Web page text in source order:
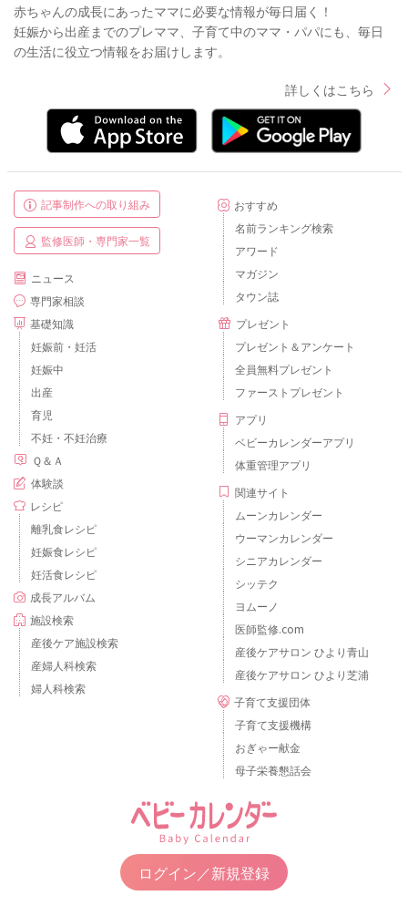
赤ちゃんの成長にあったママに必要な情報が毎日届く！
妊娠から出産までのプレママ、子育て中のママ・パパにも、毎日
の生活に役立つ情報をお届けします。
詳しくはこちら
記事制作への取り組み
監修医師・専門家一覧
ニュース
専門家相談
基礎知識
妊娠前・妊活
妊娠中
出産
育児
不妊・不妊治療
Ｑ＆Ａ
体験談
レシピ
離乳食レシピ
妊娠食レシピ
妊活食レシピ
成長アルバム
施設検索
産後ケア施設検索
産婦人科検索
婦人科検索
おすすめ
名前ランキング検索
アワード
マガジン
タウン誌
プレゼント
プレゼント＆アンケート
全員無料プレゼント
ファーストプレゼント
アプリ
ベビーカレンダーアプリ
体重管理アプリ
関連サイト
ムーンカレンダー
ウーマンカレンダー
シニアカレンダー
シッテク
ヨムーノ
医師監修.com
産後ケアサロン ひより青山
産後ケアサロン ひより芝浦
子育て支援団体
子育て支援機構
おぎゃー献金
母子栄養懇話会
ログイン／新規登録